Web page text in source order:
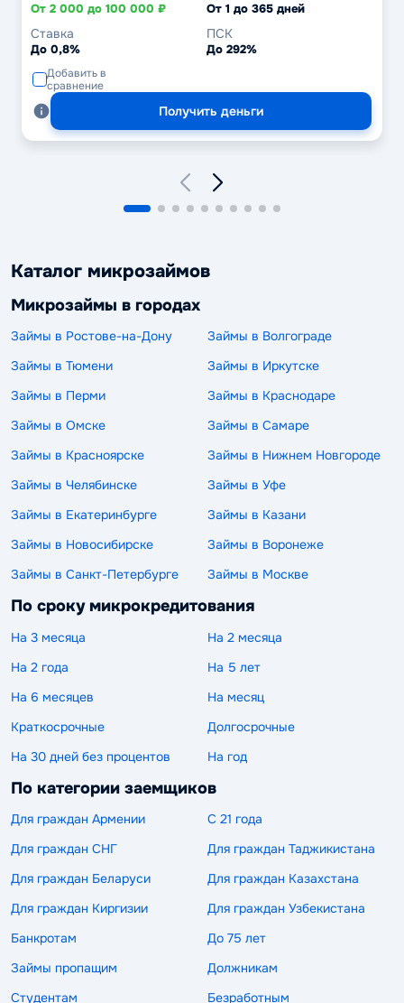
От 2 000 до 100 000 ₽ От 1 до 365 дней
Ставка
До 0,8%
ПСК
До 292%
Добавить в
сравнение
Получить деньги
Каталог микрозаймов
Микрозаймы в городах
Займы в Ростове-на-Дону
Займы в Волгограде
Займы в Тюмени
Займы в Иркутске
Займы в Перми
Займы в Краснодаре
Займы в Омске
Займы в Самаре
Займы в Красноярске
Займы в Нижнем Новгороде
Займы в Челябинске
Займы в Уфе
Займы в Екатеринбурге
Займы в Казани
Займы в Новосибирске
Займы в Воронеже
Займы в Санкт-Петербурге
Займы в Москве
По сроку микрокредитования
На 3 месяца
На 2 месяца
На 2 года
На 5 лет
На 6 месяцев
На месяц
Краткосрочные
Долгосрочные
На 30 дней без процентов
На год
По категории заемщиков
Для граждан Армении
С 21 года
Для граждан СНГ
Для граждан Таджикистана
Для граждан Беларуси
Для граждан Казахстана
Для граждан Киргизии
Для граждан Узбекистана
Банкротам
До 75 лет
Займы пропащим
Должникам
Студентам
Безработным